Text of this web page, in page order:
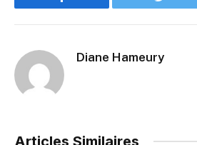
Facebook Twitter
Diane Hameury
Articles Similaires